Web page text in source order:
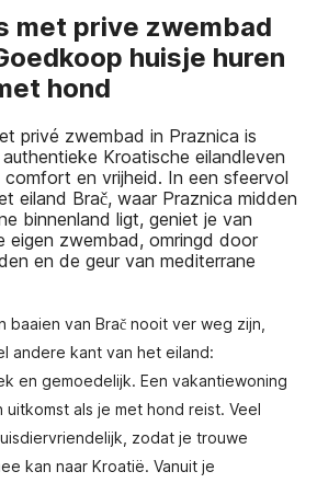
met prive zwembad
huisje huren
hond
privé zwembad in Praznica is
Kroatische eilandleven
en vrijheid. In een sfeervol
eiland Brač, waar Praznica midden
binnenland ligt, geniet je van
eigen zwembad, omringd door
en de geur van mediterrane
baaien van Brač nooit ver weg zijn,
andere kant van het eiland:
en gemoedelijk. Een vakantiewoning
uitkomst als je met hond reist. Veel
zodat je trouwe
kan naar Kroatië. Vanuit je